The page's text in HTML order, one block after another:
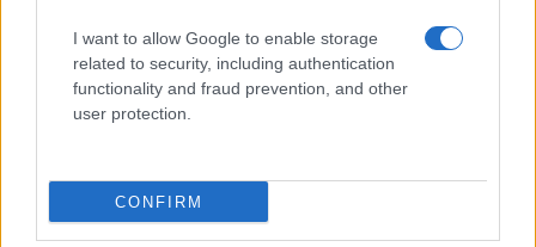
I want to allow Google to enable storage
related to security, including authentication
functionality and fraud prevention, and other
user protection.
CONFIRM